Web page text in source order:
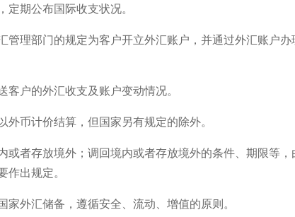
期公布国际收支状况。
管理部门的规定为客户开立外汇账户，并通过外汇账户办
户的外汇收支及账户变动情况。
币计价结算，但国家另有规定的除外。
者存放境外；调回境内或者存放境外的条件、期限等，
出规定。
外汇储备，遵循安全、流动、增值的原则。